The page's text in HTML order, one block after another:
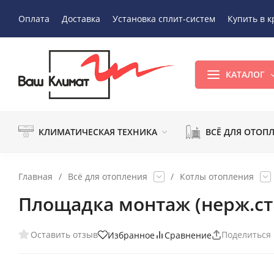
Оплата Доставка Установка сплит-систем Купить в
КАТАЛОГ
КЛИМАТИЧЕСКАЯ ТЕХНИКА ВСЁ ДЛЯ
Главная / Всё для отопления / Котлы отопления
Площадка монтаж
Оставить отзыв Избранное Сравнение Поделиться